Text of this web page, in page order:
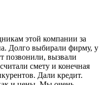
этой компании за
Долго выбирали фирму, у
позвонили, вызвали
смету и конечная
Дали кредит.